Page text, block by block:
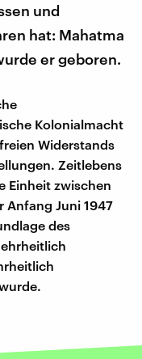
und
hat: Mahatma
er geboren.
Kolonialmacht
Widerstands
Zeitlebens
Einheit zwischen
Anfang Juni 1947
des